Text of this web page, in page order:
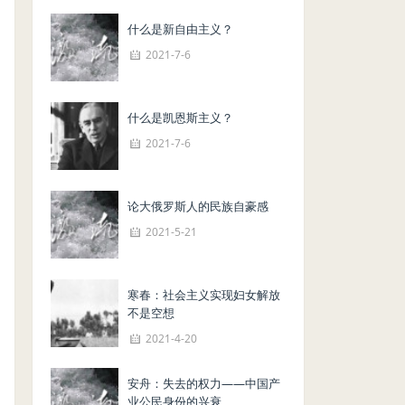
什么是新自由主义？
2021-7-6
什么是凯恩斯主义？
2021-7-6
论大俄罗斯人的民族自豪感
2021-5-21
寒春：社会主义实现妇女解放
不是空想
2021-4-20
安舟：失去的权力——中国产
业公民身份的兴衰